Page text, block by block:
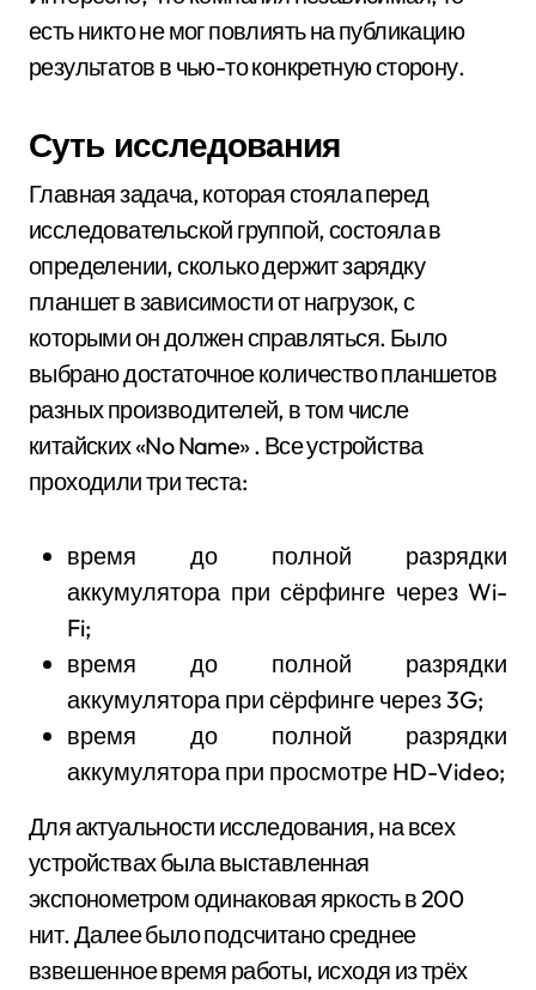
есть никто не мог повлиять на публикацию
результатов в чью-то конкретную сторону.
Суть исследования
Главная задача, которая стояла перед
исследовательской группой, состояла в
определении, сколько держит зарядку
планшет в зависимости от нагрузок, с
которыми он должен справляться. Было
выбрано достаточное количество планшетов
разных производителей, в том числе
китайских «No Name» . Все устройства
проходили три теста:
время до полной разрядки
аккумулятора при сёрфинге через Wi-
Fi;
время до полной разрядки
аккумулятора при сёрфинге через 3G;
время до полной разрядки
аккумулятора при просмотре HD-Video;
Для актуальности исследования, на всех
устройствах была выставленная
экспонометром одинаковая яркость в 200
нит. Далее было подсчитано среднее
взвешенное время работы, исходя из трёх